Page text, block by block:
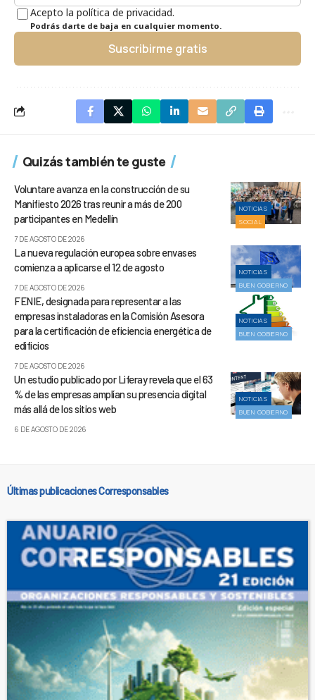
Acepto la política de privacidad.
Podrás darte de baja en cualquier momento.
Suscribirme gratis
Quizás también te guste
NOTICIAS
SOCIAL
Voluntare avanza en la construcción de su
Manifiesto 2026 tras reunir a más de 200
participantes en Medellín
7 DE AGOSTO DE 2026
NOTICIAS
BUEN GOBIERNO
La nueva regulación europea sobre envases
comienza a aplicarse el 12 de agosto
7 DE AGOSTO DE 2026
NOTICIAS
BUEN GOBIERNO
FENIE, designada para representar a las
empresas instaladoras en la Comisión Asesora
para la certificación de eficiencia energética de
edificios
7 DE AGOSTO DE 2026
NOTICIAS
BUEN GOBIERNO
Un estudio publicado por Liferay revela que el 63
% de las empresas amplían su presencia digital
más allá de los sitios web
6 DE AGOSTO DE 2026
Últimas publicaciones Corresponsables